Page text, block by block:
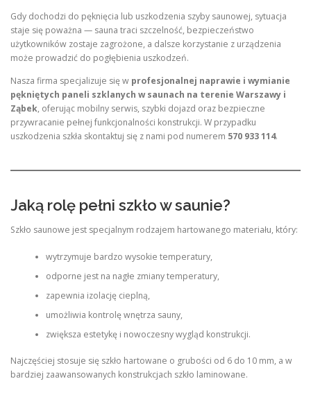
Gdy dochodzi do pęknięcia lub uszkodzenia szyby saunowej, sytuacja
staje się poważna — sauna traci szczelność, bezpieczeństwo
użytkowników zostaje zagrożone, a dalsze korzystanie z urządzenia
może prowadzić do pogłębienia uszkodzeń.
Nasza firma specjalizuje się w profesjonalnej naprawie i wymianie
pękniętych paneli szklanych w saunach na terenie Warszawy i
Ząbek, oferując mobilny serwis, szybki dojazd oraz bezpieczne
przywracanie pełnej funkcjonalności konstrukcji. W przypadku
uszkodzenia szkła skontaktuj się z nami pod numerem 570 933 114.
Jaką rolę pełni szkło w saunie?
Szkło saunowe jest specjalnym rodzajem hartowanego materiału, który:
wytrzymuje bardzo wysokie temperatury,
odporne jest na nagłe zmiany temperatury,
zapewnia izolację cieplną,
umożliwia kontrolę wnętrza sauny,
zwiększa estetykę i nowoczesny wygląd konstrukcji.
Najczęściej stosuje się szkło hartowane o grubości od 6 do 10 mm, a w
bardziej zaawansowanych konstrukcjach szkło laminowane.